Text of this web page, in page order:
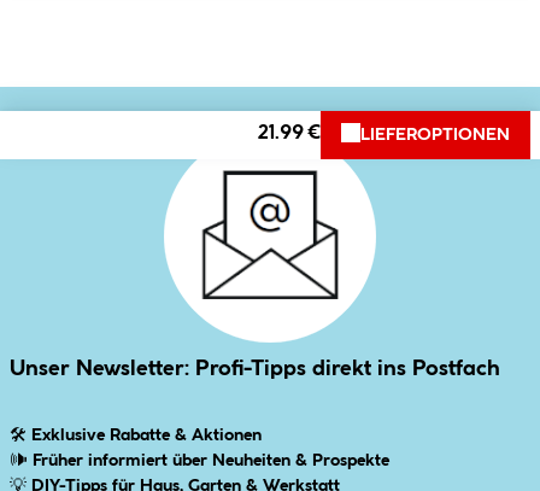
21.99 € LIEFEROPTIONEN
Unser Newsletter: Profi-Tipps direkt ins Postfach
🛠 Exklusive Rabatte & Aktionen
🕪 Früher informiert über Neuheiten & Prospekte
💡 DIY-Tipps für Haus, Garten & Werkstatt